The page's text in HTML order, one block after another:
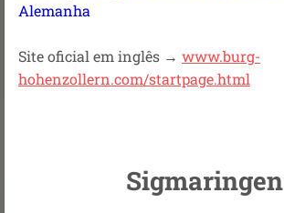
Alemanha
Site oficial em inglês → www.burg-
hohenzollern.com/startpage.html
Sigmaringen